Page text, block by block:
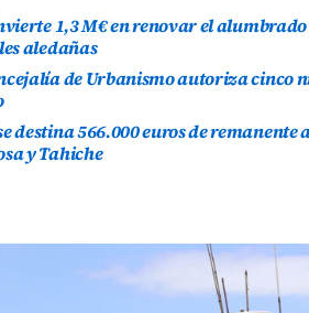
1,3 M€ en renovar el
aledañas
de Urbanismo autoriza cinco
destina 566.000 euros de
y Tahiche